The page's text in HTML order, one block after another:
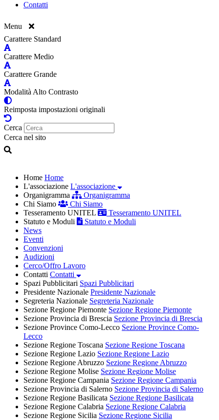
Contatti
Menu
Carattere Standard
Carattere Medio
Carattere Grande
Modalità Alto Contrasto
Reimposta impostazioni originali
Cerca
Cerca nel sito
Home Home
L'associazione L'associazione
Organigramma
Organigramma
Chi Siamo
Chi Siamo
Tesseramento UNITEL
Tesseramento UNITEL
Statuto e Moduli
Statuto e Moduli
News
Eventi
Convenzioni
Audizioni
Cerco/Offro Lavoro
Contatti Contatti
Spazi Pubblicitari Spazi Pubblicitari
Presidente Nazionale Presidente Nazionale
Segreteria Nazionale Segreteria Nazionale
Sezione Regione Piemonte Sezione Regione Piemonte
Sezione Provincia di Brescia Sezione Provincia di Brescia
Sezione Province Como-Lecco Sezione Province Como-
Lecco
Sezione Regione Toscana Sezione Regione Toscana
Sezione Regione Lazio Sezione Regione Lazio
Sezione Regione Abruzzo Sezione Regione Abruzzo
Sezione Regione Molise Sezione Regione Molise
Sezione Regione Campania Sezione Regione Campania
Sezione Provincia di Salerno Sezione Provincia di Salerno
Sezione Regione Basilicata Sezione Regione Basilicata
Sezione Regione Calabria Sezione Regione Calabria
Sezione Regione Sicilia Sezione Regione Sicilia